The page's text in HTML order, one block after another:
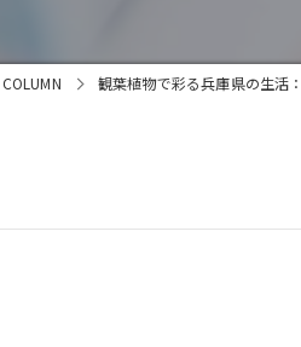
COLUMN 観葉植物で彩る兵庫県の生活